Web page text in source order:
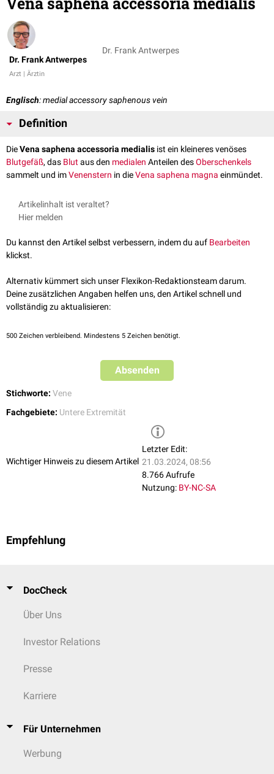
Dr. Frank Antwerpes
Arzt | Ärztin
Dr. Frank Antwerpes
Englisch: medial accessory saphenous vein
Definition
DieVena saphena accessoria medialis ist ein kleineres venöses
Blutgefäß, das Blutaus den medialen Anteilen desOberschenkels
sammelt und imVenenstern in dieVena saphena magna einmündet.
Artikelinhalt ist veraltet?
Hier melden
Du kannst den Artikel selbst verbessern, indem du auf Bearbeiten
klickst.
Alternativ kümmert sich unser Flexikon-Redaktionsteam darum.
Deine zusätzlichen Angaben helfen uns, den Artikel schnell und
vollständig zu aktualisieren:
500 Zeichen verbleibend. Mindestens 5 Zeichen benötigt.
Absenden
Stichworte: Vene
Fachgebiete: Untere Extremität
Wichtiger Hinweis zu diesem Artikel
Letzter Edit:
21.03.2024, 08:56
8.766 Aufrufe
Nutzung: BY-NC-SA
Empfehlung
DocCheck
Über Uns
Investor Relations
Presse
Karriere
Für Unternehmen
Werbung